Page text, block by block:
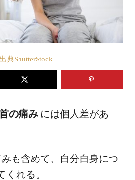
出典ShutterStock
の痛み には個人差があ
も含めて、自分自身につ
くれる。